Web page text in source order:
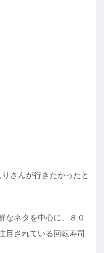
さんが行きたかったと
なネタを中心に、８０
目されている回転寿司